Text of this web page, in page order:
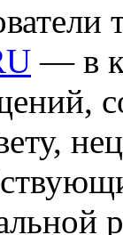
— в